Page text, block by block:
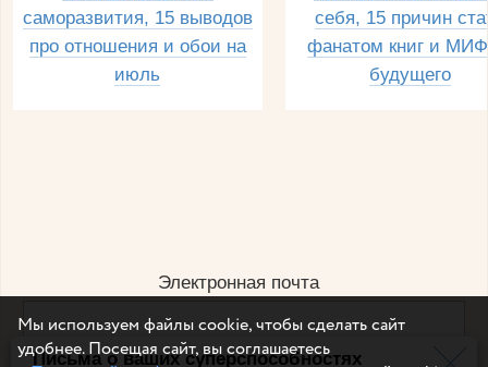
Письма о ваших суперспособностях
саморазвития, 15 выводов
про отношения и обои на
июль
себя, 15 причин
фанатом книг и
будущего
Электронная почта
Например, dulsineya@gmail.com
Мы используем файлы cookie, чтобы сделать сайт
удобнее. Посещая сайт, вы соглашаетесь